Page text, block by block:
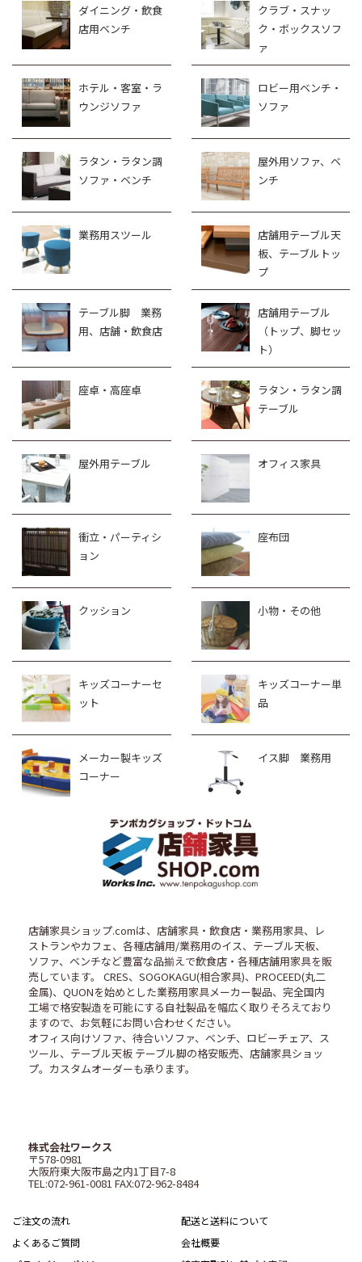
ダイニング・飲食
店用ベンチ
クラブ・スナッ
ク・ボックスソフ
ァ
ホテル・客室・ラ
ウンジソファ
ロビー用ベンチ・
ソファ
ラタン・ラタン調
ソファ・ベンチ
屋外用ソファ、ベ
ンチ
業務用スツール
店舗用テーブル天
板、テーブルトッ
プ
テーブル脚 業務
用、店舗・飲食店
店舗用テーブル
（トップ、脚セッ
ト）
座卓・高座卓
ラタン・ラタン調
テーブル
屋外用テーブル オフィス家具
衝立・パーティシ
ョン
座布団
クッション 小物・その他
キッズコーナーセ
ット
キッズコーナー単
品
メーカー製キッズ
コーナー
イス脚 業務用
店舗家具ショップ.comは、店舗家具・飲食店・業務用家具、レ
ストランやカフェ、各種店舗用/業務用のイス、テーブル天板、
ソファ、ベンチなど豊富な品揃えで飲食店・各種店舗用家具を販
売しています。 CRES、SOGOKAGU(相合家具)、PROCEED(丸二
金属)、QUONを始めとした業務用家具メーカー製品、完全国内
工場で格安製造を可能にする自社製品を幅広く取りそろえており
ますので、お気軽にお問い合わせください。
オフィス向けソファ、待合いソファ、ベンチ、ロビーチェア、ス
ツール、テーブル天板 テーブル脚の格安販売、店舗家具ショッ
プ。カスタムオーダーも承ります。
株式会社ワークス
〒578-0981
大阪府東大阪市島之内1丁目7-8
TEL:072-961-0081 FAX:072-962-8484
ご注文の流れ
配送と送料について
よくあるご質問
会社概要